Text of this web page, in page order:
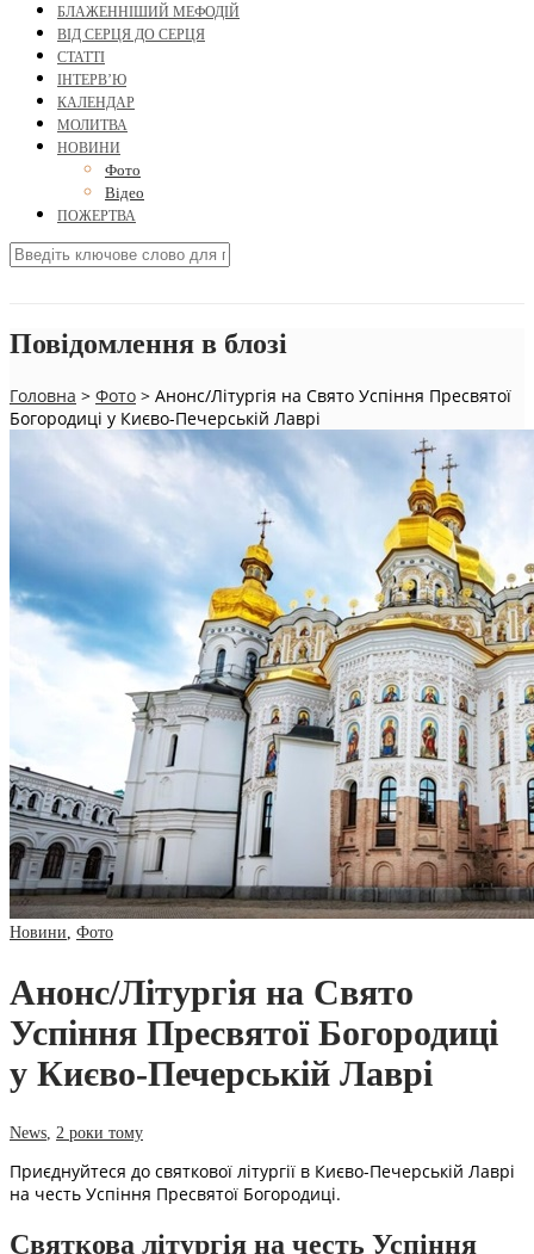
БЛАЖЕННІШИЙ МЕФОДІЙ
ВІД СЕРЦЯ ДО СЕРЦЯ
СТАТТІ
ІНТЕРВ’Ю
КАЛЕНДАР
МОЛИТВА
НОВИНИ
Фото
Відео
ПОЖЕРТВА
Повідомлення в блозі
Головна > Фото > Анонс/Літургія на Свято Успіння Пресвятої
Богородиці у Києво-Печерській Лаврі
Новини Фото
Анонс/Літургія на Свято
Успіння Пресвятої Богородиці
у Києво-Печерській Лаврі
News 2 роки тому
Приєднуйтеся до святкової літургії в Києво-Печерській Лаврі
на честь Успіння Пресвятої Богородиці.
Святкова літургія на честь Успіння